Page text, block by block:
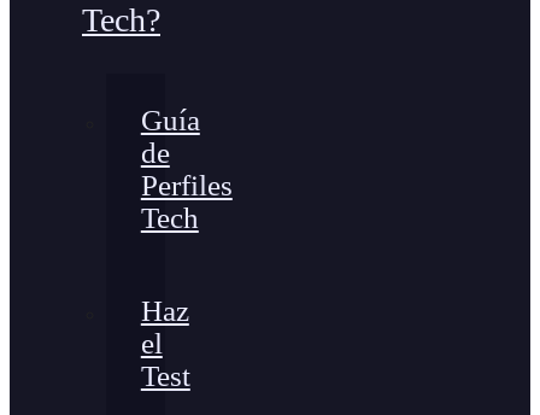
Tech?
Guía
de
Perfiles
Tech
Haz
el
Test